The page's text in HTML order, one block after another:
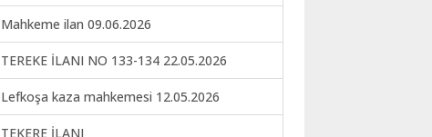
Mahkeme ilan 09.06.2026
TEREKE İLANI NO 133-134 22.05.2026
Lefkoşa kaza mahkemesi 12.05.2026
TEKERE İLANI